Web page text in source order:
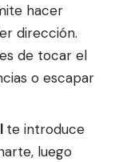
hacer
dirección.
de tocar el
o escapar
te introduce
luego